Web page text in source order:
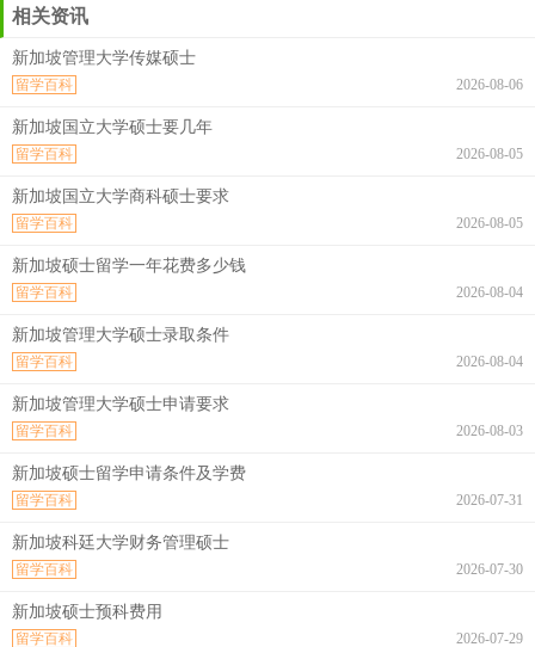
相关资讯
新加坡管理大学传媒硕士
2026-08-06
留学百科
新加坡国立大学硕士要几年
2026-08-05
留学百科
新加坡国立大学商科硕士要求
2026-08-05
留学百科
新加坡硕士留学一年花费多少钱
2026-08-04
留学百科
新加坡管理大学硕士录取条件
2026-08-04
留学百科
新加坡管理大学硕士申请要求
2026-08-03
留学百科
新加坡硕士留学申请条件及学费
2026-07-31
留学百科
新加坡科廷大学财务管理硕士
2026-07-30
留学百科
新加坡硕士预科费用
2026-07-29
留学百科